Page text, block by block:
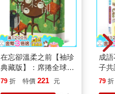
在忘卻溫柔之前【袖珍
典藏版】：席捲全球之
現象級話題《在咖啡冷
79 折 特價 221 元
成
子
79 折